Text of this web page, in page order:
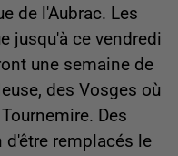
de l'Aubrac. Les
jusqu'à ce vendredi
une semaine de
des Vosges où
Des
remplacés le